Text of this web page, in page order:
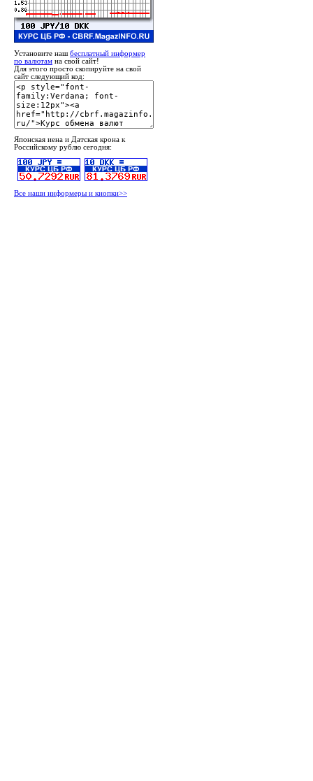
Установите наш бесплатный информер
по валютам на свой сайт!
Для этого просто скопируйте на свой
сайт следующий код:
Японская иена и Датская крона к
Российскому рублю сегодня:
Все наши информеры и кнопки>>